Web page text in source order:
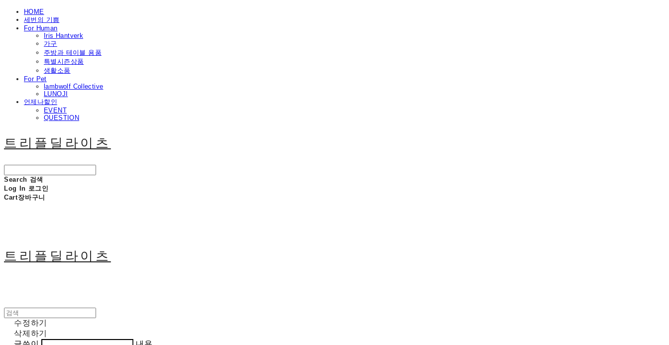
HOME
세번의 기쁨
For Human
Iris Hantverk
가구
주방과 테이블 용품
특별시즌상품
생활소품
For Pet
lambwolf Collective
LUNOJI
언제나할인
EVENT
QUESTION
트리플딜라이츠
Search 검색
Log In 로그인
Cart장바구니
트리플딜라이츠
수정하기
삭제하기